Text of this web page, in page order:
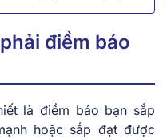
điềm báo
là điềm báo bạn sắp
hoặc sắp đạt được